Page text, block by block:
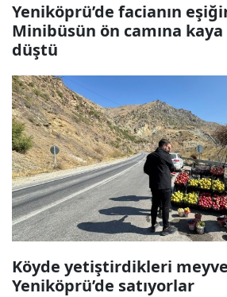
Yeniköprü’de facianın
Minibüsün ön camına kaya
düştü
Köyde yetiştirdikleri
Yeniköprü’de satıyorlar